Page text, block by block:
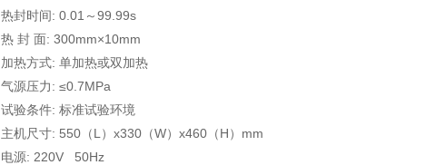
热封时间: 0.01～99.99s
热 封 面: 300mm×10mm
加热方式: 单加热或双加热
气源压力: ≤0.7MPa
试验条件: 标准试验环境
主机尺寸: 550（L）x330（W）x460（H）mm
电源: 220V 50Hz